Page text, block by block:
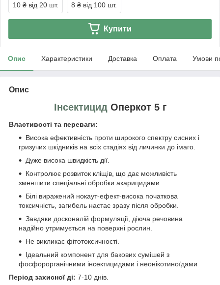
10 ₴ від 20 шт. 8 ₴ від 100 шт.
Купити
Опис Характеристики Доставка Оплата Умови
Опис
ІнсектицидОперкот 5 г
Властивості та переваги:
Висока ефективність проти широкого спектру сисних і
гризучих шкідників на всіх стадіях від личинки до імаго.
Дуже висока швидкість дії.
Контролює розвиток кліщів, що дає можливість
зменшити спеціальні обробки акарицидами.
Білі виражений нокаут-ефект-висока початкова
токсичність, загибель настає зразу після обробки.
Завдяки досконалій формуляції, діюча речовина
надійно утримується на поверхні рослин.
Не викликає фітотоксичності.
Ідеальний компонент для бакових сумішей з
фосфорорганічними інсектицидами і неонікотиноїдами
Період захисної ді: 7-10 днів.